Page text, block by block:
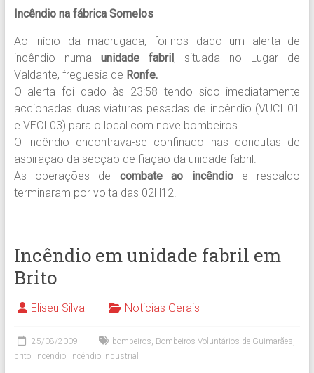
Incêndio na fábrica Somelos
Ao início da madrugada, foi-nos dado um alerta de
incêndio numa unidade fabril, situada no Lugar de
Valdante, freguesia de Ronfe.
O alerta foi dado às 23:58 tendo sido imediatamente
accionadas duas viaturas pesadas de incêndio (VUCI 01
e VECI 03) para o local com nove bombeiros.
O incêndio encontrava-se confinado nas condutas de
aspiração da secção de fiação da unidade fabril.
As operações de combate ao incêndioe rescaldo
terminaram por volta das 02H12.
Incêndio em unidade fabril em
Brito
Eliseu Silva Noticias Gerais
25/08/2009 bombeiros, Bombeiros Voluntários de Guimarães,
brito, incendio, incêndio industrial